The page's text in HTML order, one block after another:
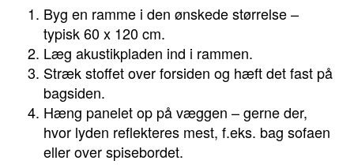
Byg en ramme i den ønskede størrelse –
typisk 60 x 120 cm.
Læg akustikpladen ind i rammen.
Stræk stoffet over forsiden og hæft det fast på
bagsiden.
Hæng panelet op på væggen – gerne der,
hvor lyden reflekteres mest, f.eks. bag sofaen
eller over spisebordet.